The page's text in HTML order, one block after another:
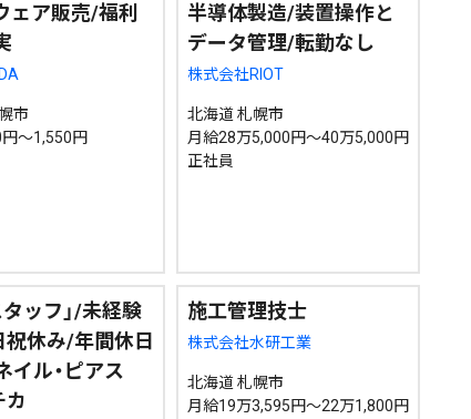
ェア販売/福利
市
～1,550円
半導体製造/装置操作と
データ管理/転勤なし
株式会社RIOT
北海道 札幌市
月給28万5,000円～40万5,000円
正社員
タッフ」/未経験
祝休み/年間休日
イル・ピアス
カ
施工管理技士
株式会社水研工業
北海道 札幌市
月給19万3,595円～22万1,800円
検索